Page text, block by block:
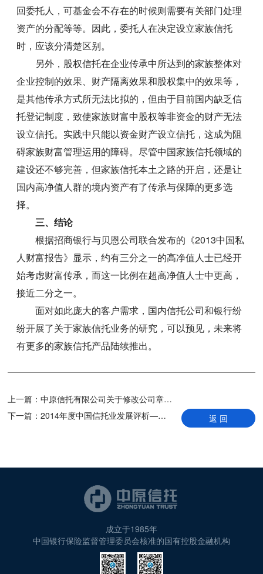
回委托人，可基金会不存在的时候则需要有关部门处理
资产的分配等等。因此，委托人在决定设立家族信托
时，应该分清楚区别。
另外，股权信托在企业传承中所达到的家族整体对
企业控制的效果、财产隔离效果和股权集中的效果等，
是其他传承方式所无法比拟的，但由于目前国内缺乏信
托登记制度，致使家族财富中股权等非资金的财产无法
设立信托。实践中只能以资金财产设立信托，这成为阻
碍家族财富管理运用的障碍。尽管中国家族信托领域的
建设还不够完善，但家族信托本土之路的开启，还是让
国内高净值人群的境内资产有了传承与保障的更多选
择。
三、结论
根据招商银行与贝恩公司联合发布的《2013中国私
人财富报告》显示，约有三分之一的高净值人士已经开
始考虑财富传承，而这一比例在超高净值人士中更高，
接近二分之一。
面对如此庞大的客户需求，国内信托公司和银行纷
纷开展了关于家族信托业务的研究，可以预见，未来将
有更多的家族信托产品陆续推出。
上一篇：中原信托有限公司关于修改公司章程的公告
下一篇：2014年度中国信托业发展评析——转型发展中的结构之变 返 回
成立于1985年
中国银行保险监督管理委员会核准的国有控股金融机构